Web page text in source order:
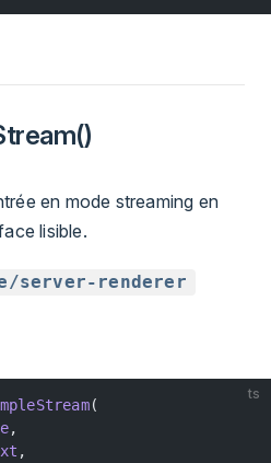
en mode streaming en
lisible.
server-renderer
ts
(
,
,